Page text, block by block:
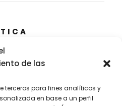
de las
terceros para fines analíticos y
en base a un perfil